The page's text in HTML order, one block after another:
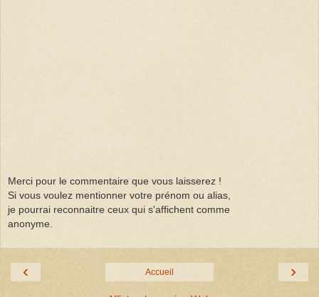
Merci pour le commentaire que vous laisserez !
Si vous voulez mentionner votre prénom ou alias,
je pourrai reconnaitre ceux qui s'affichent comme
anonyme.
‹ ›
Accueil